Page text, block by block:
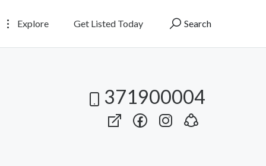
Explore Get Listed Today Search
371900004